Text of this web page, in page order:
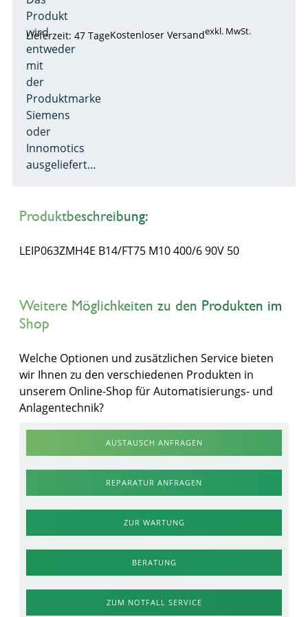
Produkt
wird
entweder
mit
der
Produktmarke
Siemens
oder
Innomotics
ausgeliefert…
Lieferzeit: 47 TageKostenloser Versandexkl. MwSt.
Produktbeschreibung:
LEIP063ZMH4E B14/FT75 M10 400/6 90V 50
Weitere Möglichkeiten zu den Produkten im
Shop
Welche Optionen und zusätzlichen Service bieten
wir Ihnen zu den verschiedenen Produkten in
unserem Online-Shop für Automatisierungs- und
Anlagentechnik?
AUSTAUSCH ANFRAGEN
REPARATUR ANFRAGEN
ZUR WARTUNG
BERATUNG
ZUM NOTFALL SERVICE